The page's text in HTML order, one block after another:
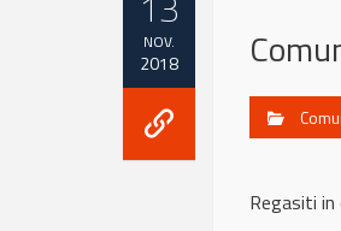
NOV.
2018
Regasiti in